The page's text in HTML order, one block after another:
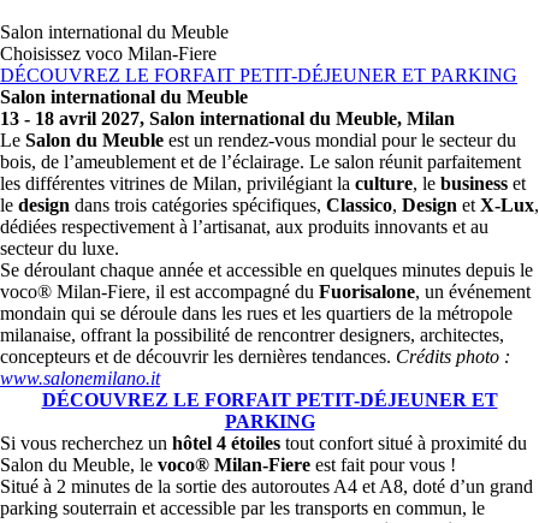
Salon international du Meuble
Choisissez voco Milan-Fiere
DÉCOUVREZ LE FORFAIT PETIT-DÉJEUNER ET PARKING
Salon international du Meuble
13 - 18 avril 2027, Salon international du Meuble, Milan
Le Salon du Meuble est un rendez-vous mondial pour le secteur du
bois, de l’ameublement et de l’éclairage. Le salon réunit parfaitement
les différentes vitrines de Milan, privilégiant la culture, le business et
le design dans trois catégories spécifiques, Classico, Design et X-Lux,
dédiées respectivement à l’artisanat, aux produits innovants et au
secteur du luxe.
Se déroulant chaque année et accessible en quelques minutes depuis le
voco® Milan-Fiere, il est accompagné du Fuorisalone, un événement
mondain qui se déroule dans les rues et les quartiers de la métropole
milanaise, offrant la possibilité de rencontrer designers, architectes,
concepteurs et de découvrir les dernières tendances. Crédits photo :
www.salonemilano.it
DÉCOUVREZ LE FORFAIT PETIT-DÉJEUNER ET
PARKING
Si vous recherchez un hôtel 4 étoiles tout confort situé à proximité du
Salon du Meuble, le voco® Milan-Fiere est fait pour vous !
Situé à 2 minutes de la sortie des autoroutes A4 et A8, doté d’un grand
parking souterrain et accessible par les transports en commun, le